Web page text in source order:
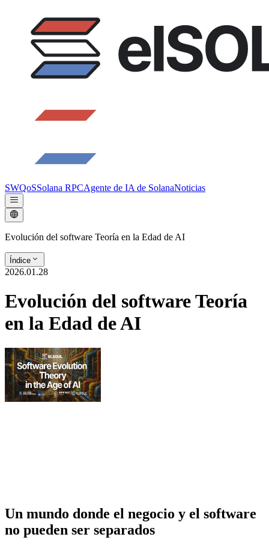
SWQoSSolana RPCAgente de IA de SolanaNoticias
Evolución del software Teoría en la Edad de AI
Índice
2026.01.28
Evolución del software Teoría
en la Edad de AI
Un mundo donde el negocio y el software
no pueden ser separados